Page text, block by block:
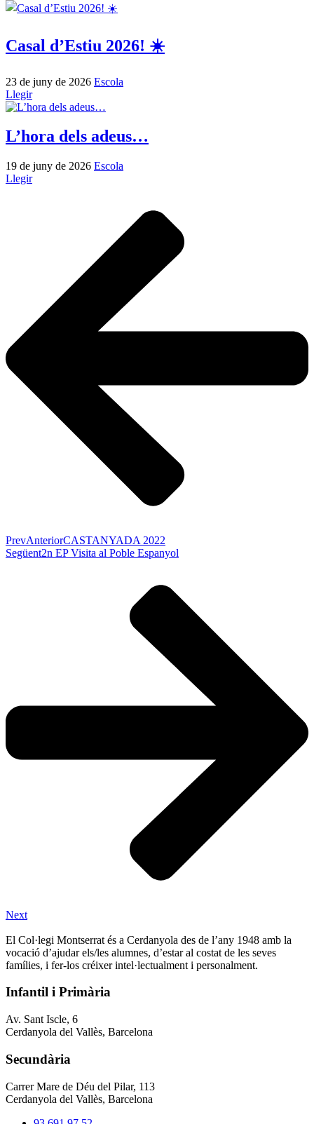
Casal d’Estiu 2026! ☀️
23 de juny de 2026 Escola
Llegir
L’hora dels adeus…
19 de juny de 2026 Escola
Llegir
PrevAnteriorCASTANYADA 2022
Següent2n EP Visita al Poble Espanyol
Next
El Col·legi Montserrat és a Cerdanyola des de l’any 1948 amb la
vocació d’ajudar els/les alumnes, d’estar al costat de les seves
famílies, i fer-los créixer intel·lectualment i personalment.
Infantil i Primària
Av. Sant Iscle, 6
Cerdanyola del Vallès, Barcelona
Secundària
Carrer Mare de Déu del Pilar, 113
Cerdanyola del Vallès, Barcelona